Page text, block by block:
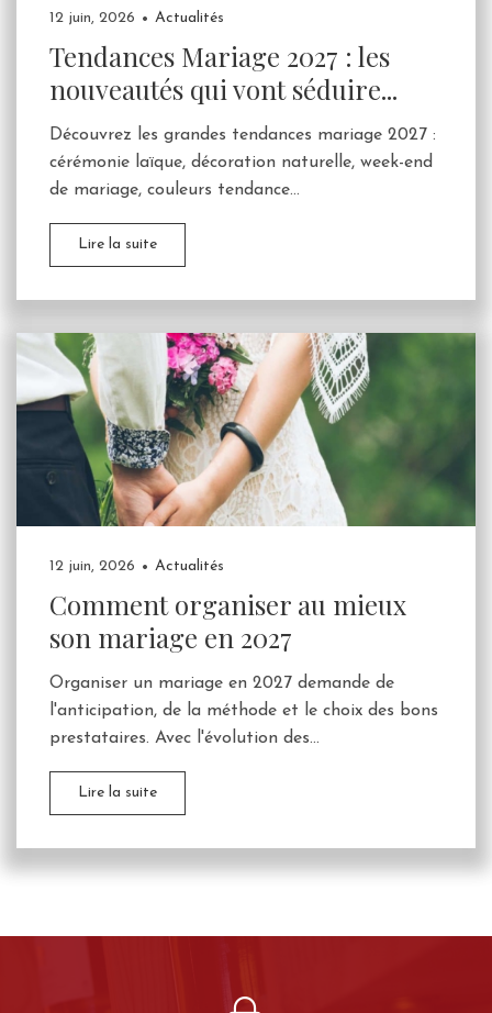
12 juin, 2026 Actualités
Tendances Mariage 2027 : les
nouveautés qui vont séduire...
Découvrez les grandes tendances mariage 2027 :
cérémonie laïque, décoration naturelle, week-end
de mariage, couleurs tendance...
Lire la suite
12 juin, 2026 Actualités
Comment organiser au mieux
son mariage en 2027
Organiser un mariage en 2027 demande de
l'anticipation, de la méthode et le choix des bons
prestataires. Avec l'évolution des...
Lire la suite